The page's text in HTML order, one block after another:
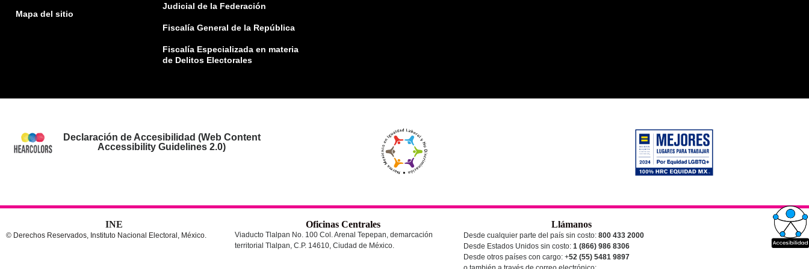
Mapa del sitio
Judicial de la Federación
Fiscalía General de la República
Fiscalía Especializada en materia
de Delitos Electorales
Declaración de Accesibilidad (Web Content
Accessibility Guidelines 2.0)
INE
© Derechos Reservados, Instituto Nacional Electoral, México.
Oficinas Centrales
Viaducto Tlalpan No. 100 Col. Arenal Tepepan, demarcación
territorial Tlalpan, C.P. 14610, Ciudad de México.
Llámanos
Desde cualquier parte del país sin costo: 800 433 2000
Desde Estados Unidos sin costo: 1 (866) 986 8306
Desde otros países con cargo: +52 (55) 5481 9897